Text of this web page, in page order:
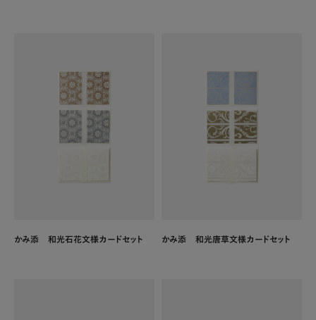
かみ添 和光石花文様カードセット かみ添 和光唐草文様カードセット